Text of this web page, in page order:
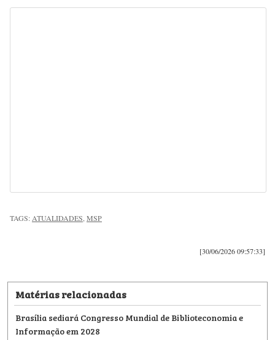
TAGS: ATUALIDADES MSP
[30/06/2026 09:57:33]
Matérias relacionadas
Brasília sediará Congresso Mundial de Biblioteconomia e
Informação em 2028